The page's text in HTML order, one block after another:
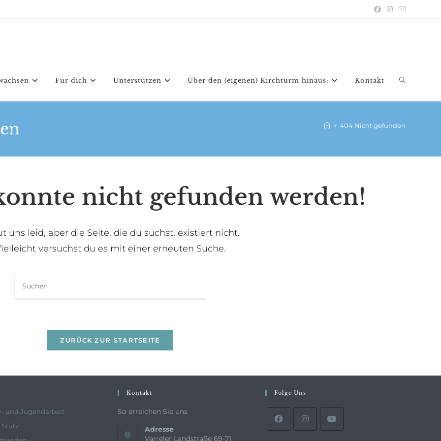
Für dich Unterstützen Über den (eigenen) Kirchturm hinaus: Kontakt Website-
> 404 Nicht gefunden
nicht gefunden werden!
uns leid, aber die Seite, die du suchst, existiert nicht.
versuchst du es mit einer erneuten Suche.
ZURÜCK ZUR STARTSEITE
und Jugendarbeit
Stuhr
Kontakt
So erreichen Sie uns
Adresse
Varreler Landstraße 69-71
Folge Uns